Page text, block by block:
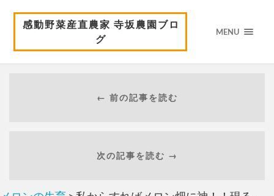
感動野菜産直農家 寺坂農園ブロ
グ
MENU
← 前の記事を読む
次の記事を読む →